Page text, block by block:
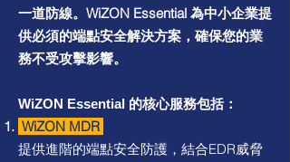
一道防線。WiZON Essential 為中小企業提
供必須的端點安全解決方案，確保您的業
務不受攻擊影響。
WiZON Essential 的核心服務包括：
WiZON MDR
提供進階的端點安全防護，結合EDR威脅